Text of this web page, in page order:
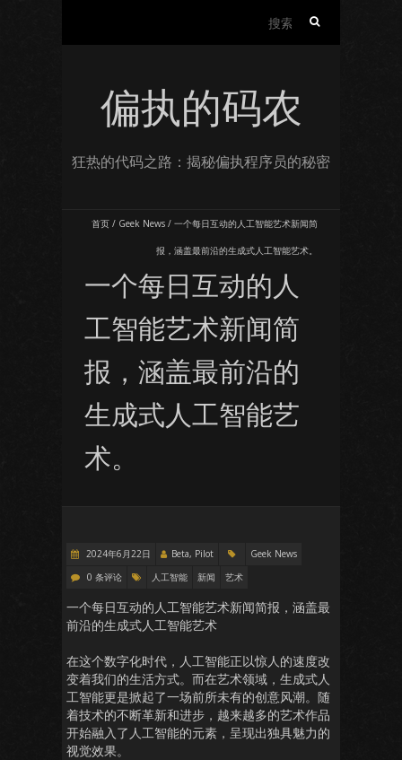
偏执的码农
狂热的代码之路：揭秘偏执程序员的秘密
首页 / Geek News / 一个每日互动的人工智能艺术新闻简
报，涵盖最前沿的生成式人工智能艺术。
一个每日互动的人
工智能艺术新闻简
报，涵盖最前沿的
生成式人工智能艺
术。
2024年6月22日 Beta, Pilot
Geek News
0 条评论
人工智能 新闻 艺术
一个每日互动的人工智能艺术新闻简报，涵盖最
前沿的生成式人工智能艺术
在这个数字化时代，人工智能正以惊人的速度改
变着我们的生活方式。而在艺术领域，生成式人
工智能更是掀起了一场前所未有的创意风潮。随
着技术的不断革新和进步，越来越多的艺术作品
开始融入了人工智能的元素，呈现出独具魅力的
视觉效果。